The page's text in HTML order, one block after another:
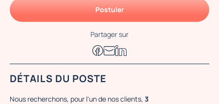
Postuler
Partager sur
DÉTAILS DU POSTE
Nous recherchons, pour l'un de nos clients, 3